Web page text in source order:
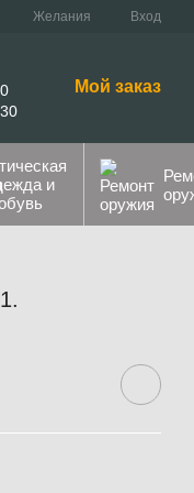
Желания Вход
Мой заказ
и